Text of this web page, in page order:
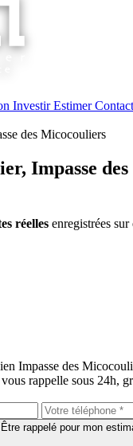
InvestirEstimerContact
des Micocouliers
Impasse des
réelles enregistrées
Impasse des
rappelle sous 24h,
Être rappelé pour mon